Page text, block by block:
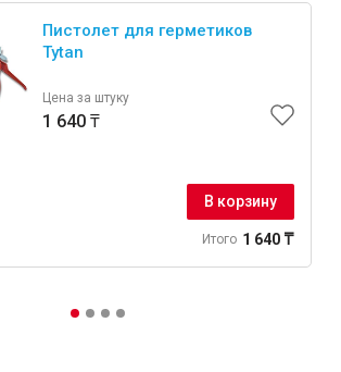
Пистолет для герметиков
Tytan
Цена за штуку
1 640 ₸
В корзину
Итого 1 640 ₸